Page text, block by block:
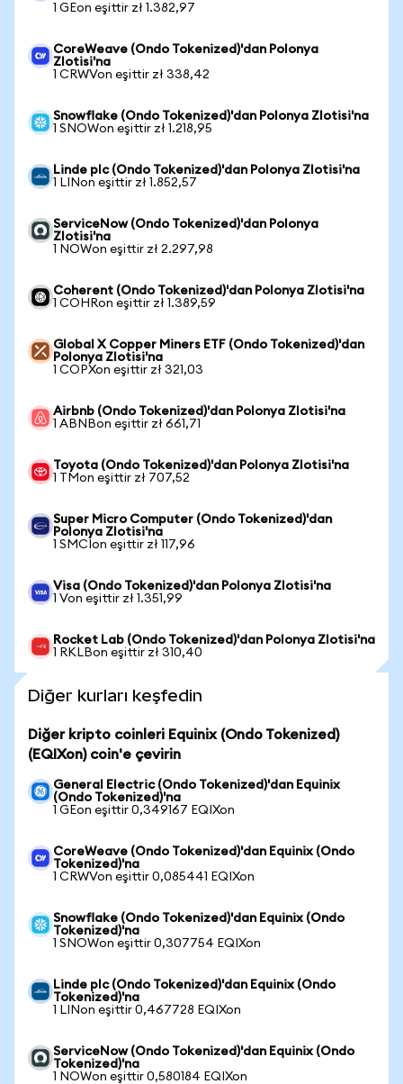
1 GEon eşittir zł 1.382,97
CoreWeave (Ondo Tokenized)'dan Polonya
Zlotisi'na
1 CRWVon eşittir zł 338,42
Snowflake (Ondo Tokenized)'dan Polonya Zlotisi'na
1 SNOWon eşittir zł 1.218,95
Linde plc (Ondo Tokenized)'dan Polonya Zlotisi'na
1 LINon eşittir zł 1.852,57
ServiceNow (Ondo Tokenized)'dan Polonya
Zlotisi'na
1 NOWon eşittir zł 2.297,98
Coherent (Ondo Tokenized)'dan Polonya Zlotisi'na
1 COHRon eşittir zł 1.389,59
Global X Copper Miners ETF (Ondo Tokenized)'dan
Polonya Zlotisi'na
1 COPXon eşittir zł 321,03
Airbnb (Ondo Tokenized)'dan Polonya Zlotisi'na
1 ABNBon eşittir zł 661,71
Toyota (Ondo Tokenized)'dan Polonya Zlotisi'na
1 TMon eşittir zł 707,52
Super Micro Computer (Ondo Tokenized)'dan
Polonya Zlotisi'na
1 SMCIon eşittir zł 117,96
Visa (Ondo Tokenized)'dan Polonya Zlotisi'na
1 Von eşittir zł 1.351,99
Rocket Lab (Ondo Tokenized)'dan Polonya Zlotisi'na
1 RKLBon eşittir zł 310,40
Diğer kurları keşfedin
Diğer kripto coinleri Equinix (Ondo Tokenized)
(EQIXon) coin'e çevirin
General Electric (Ondo Tokenized)'dan Equinix
(Ondo Tokenized)'na
1 GEon eşittir 0,349167 EQIXon
CoreWeave (Ondo Tokenized)'dan Equinix (Ondo
Tokenized)'na
1 CRWVon eşittir 0,085441 EQIXon
Snowflake (Ondo Tokenized)'dan Equinix (Ondo
Tokenized)'na
1 SNOWon eşittir 0,307754 EQIXon
Linde plc (Ondo Tokenized)'dan Equinix (Ondo
Tokenized)'na
1 LINon eşittir 0,467728 EQIXon
ServiceNow (Ondo Tokenized)'dan Equinix (Ondo
Tokenized)'na
1 NOWon eşittir 0,580184 EQIXon